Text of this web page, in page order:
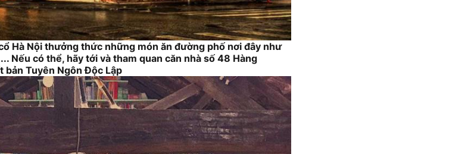
Hà Nội thưởng thức những món ăn đường phố nơi đây như
Nếu có thể, hãy tới và tham quan căn nhà số 48 Hàng
bản Tuyên Ngôn Độc Lập